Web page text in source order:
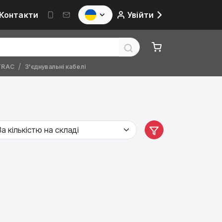
Контакти Увійти
З'єднувальні кабелі